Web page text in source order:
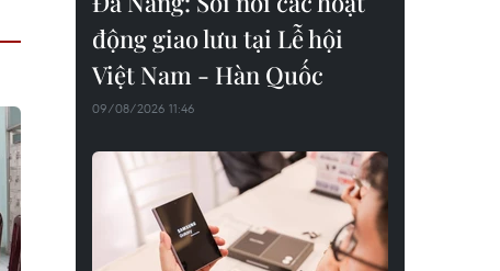
động giao lưu tại Lễ hội
Việt Nam - Hàn Quốc
09/08/2026 11:46